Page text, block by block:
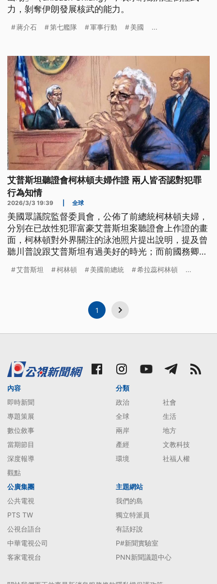
力，剝奪伊朗發展核武的能力。
蔣介石 第七艦隊 軍事行動 美國 ...
艾普斯坦聽證會柯林頓夫婦作證 兩人皆否認對犯罪
行為知情
2026/3/3 19:39 全球
美國眾議院監督委員會，公佈了前總統柯林頓夫婦，
分別在已故性犯罪富豪艾普斯坦案聽證會上作證的畫
面，柯林頓對外界關注的泳池照片提出說明，提及曾
聽川普說跟艾普斯坦有過美好的時光；而前國務卿希
略艾普斯坦文件中大量出現的共和黨人。
艾普斯坦 柯林頓 美國前總統 希拉蕊柯林頓 ...
1
內容
即時新聞
專題策展
數位敘事
當期節目
深度報導
觀點
分類
政治
社會
全球
生活
兩岸
地方
產經
文教科技
環境
社福人權
公廣集團
公共電視
PTS TW
公視台語台
中華電視公司
客家電視台
主題網站
我們的島
獨立特派員
有話好說
P#新聞實驗室
PNN新聞議題中心